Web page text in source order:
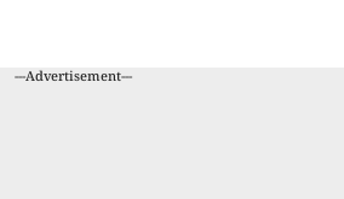
---Advertisement---